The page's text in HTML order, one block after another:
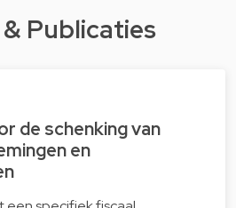
Publicaties
de schenking van
en